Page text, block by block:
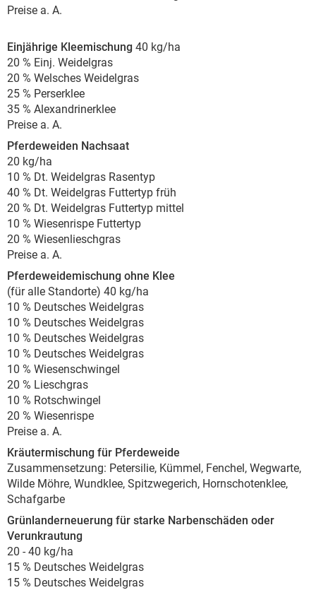
Preise a. A.
Einjährige Kleemischung 40 kg/ha
20 % Einj. Weidelgras
20 % Welsches Weidelgras
25 % Perserklee
35 % Alexandrinerklee
Preise a. A.
Pferdeweiden Nachsaat
20 kg/ha
10 % Dt. Weidelgras Rasentyp
40 % Dt. Weidelgras Futtertyp früh
20 % Dt. Weidelgras Futtertyp mittel
10 % Wiesenrispe Futtertyp
20 % Wiesenlieschgras
Preise a. A.
Pferdeweidemischung ohne Klee
(für alle Standorte) 40 kg/ha
10 % Deutsches Weidelgras
10 % Deutsches Weidelgras
10 % Deutsches Weidelgras
10 % Deutsches Weidelgras
10 % Wiesenschwingel
20 % Lieschgras
10 % Rotschwingel
20 % Wiesenrispe
Preise a. A.
Kräutermischung für Pferdeweide
Zusammensetzung: Petersilie, Kümmel, Fenchel, Wegwarte,
Wilde Möhre, Wundklee, Spitzwegerich, Hornschotenklee,
Schafgarbe
Grünlanderneuerung für starke Narbenschäden oder
Verunkrautung
20 - 40 kg/ha
15 % Deutsches Weidelgras
15 % Deutsches Weidelgras